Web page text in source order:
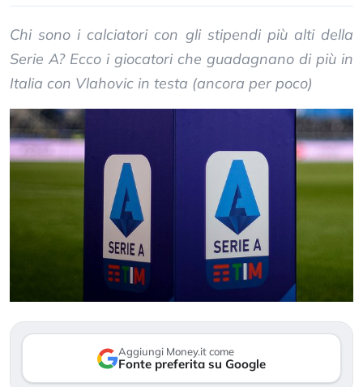
Chi sono i calciatori con gli stipendi più alti della
Serie A? Ecco i giocatori che guadagnano di più in
Italia con Vlahovic in testa (ancora per poco)
Aggiungi Money.it come
Fonte preferita su Google